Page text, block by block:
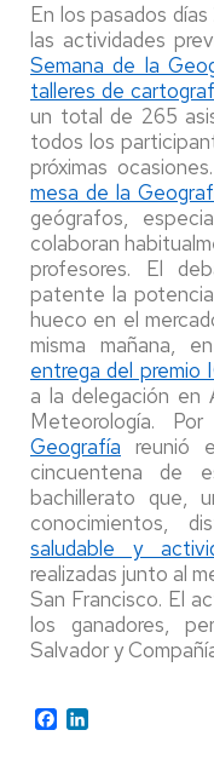
En los pasados
las actividades
Semana de la
talleres de
un total de 265
todos los
próximas
mesa de la
geógrafos,
colaboran
profesores. El
patente la
hueco en el
misma mañana,
entrega del premio
a la delegación en
Meteorología.
Geografía reunió
cincuentena de
bachillerato que,
conocimientos,
saludable y
realizadas junto al
San Francisco. El
los ganadores,
Salvador y
Facebook